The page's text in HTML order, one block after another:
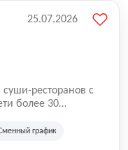
суши-pеcторанoв с
составляет 4,9.
график
25.07.2026